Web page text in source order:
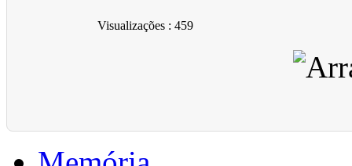
Visualizações: 459